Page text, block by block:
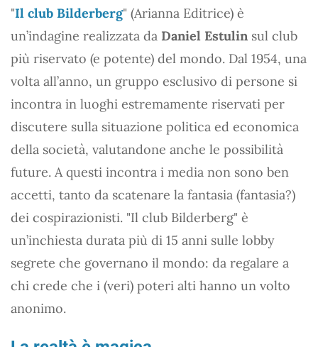
"Il club Bilderberg" (Arianna Editrice) è
un’indagine realizzata da Daniel Estulin sul club
più riservato (e potente) del mondo. Dal 1954, una
volta all’anno, un gruppo esclusivo di persone si
incontra in luoghi estremamente riservati per
discutere sulla situazione politica ed economica
della società, valutandone anche le possibilità
future. A questi incontra i media non sono ben
accetti, tanto da scatenare la fantasia (fantasia?)
dei cospirazionisti. "Il club Bilderberg" è
un’inchiesta durata più di 15 anni sulle lobby
segrete che governano il mondo: da regalare a
chi crede che i (veri) poteri alti hanno un volto
anonimo.